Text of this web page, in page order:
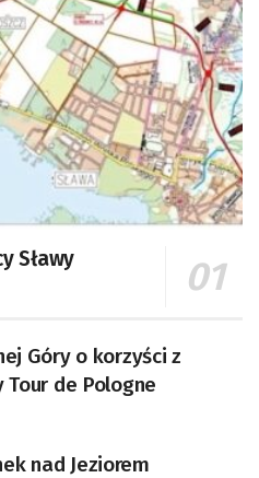
Sławy
Góry o korzyści z
de Pologne
nad Jeziorem